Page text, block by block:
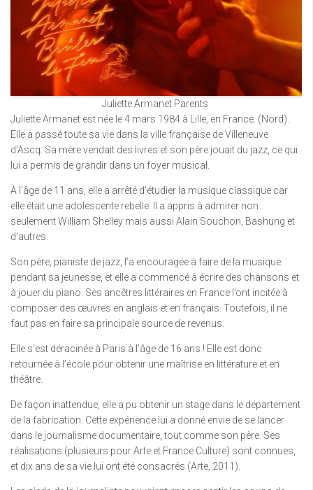
Juliette Armanet Parents
Juliette Armanet est née le 4 mars 1984 à Lille, en France. (Nord).
Elle a passé toute sa vie dans la ville française de Villeneuve
d’Ascq. Sa mère vendait des livres et son père jouait du jazz, ce qui
lui a permis de grandir dans un foyer musical.
À l’âge de 11 ans, elle a arrêté d’étudier la musique classique car
elle était une adolescente rebelle. Il a appris à admirer non
seulement William Shelley mais aussi Alain Souchon, Bashung et
d’autres.
Son père, pianiste de jazz, l’a encouragée à faire de la musique
pendant sa jeunesse, et elle a commencé à écrire des chansons et
à jouer du piano. Ses ancêtres littéraires en France l’ont incitée à
composer des œuvres en anglais et en français. Toutefois, il ne
faut pas en faire sa principale source de revenus.
Elle s’est déracinée à Paris à l’âge de 16 ans ! Elle est donc
retournée à l’école pour obtenir une maîtrise en littérature et en
théâtre.
De façon inattendue, elle a pu obtenir un stage dans le département
de la fabrication. Cette expérience lui a donné envie de se lancer
dans le journalisme documentaire, tout comme son père. Ses
réalisations (plusieurs pour Arte et France Culture) sont connues,
et dix ans de sa vie lui ont été consacrés (Arte, 2011).